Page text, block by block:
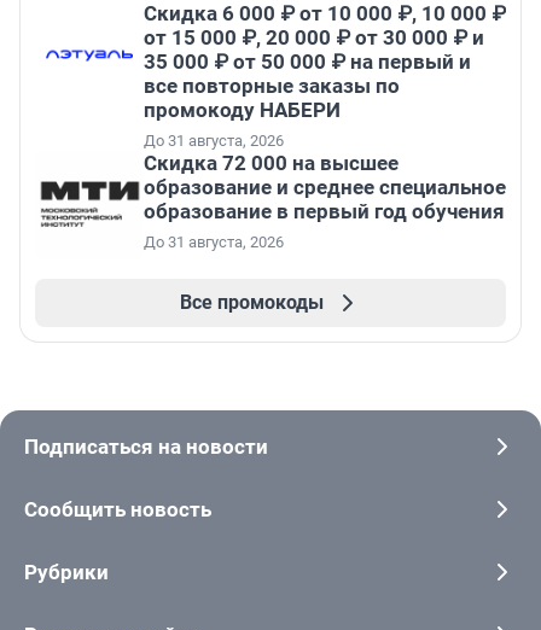
Скидка 6 000 ₽ от 10 000 ₽, 10 000 ₽
от 15 000 ₽, 20 000 ₽ от 30 000 ₽ и
35 000 ₽ от 50 000 ₽ на первый и
все повторные заказы по
промокоду НАБЕРИ
До 31 августа, 2026
Скидка 72 000 на высшее
образование и среднее специальное
образование в первый год обучения
До 31 августа, 2026
Все промокоды
Подписаться на новости
Сообщить новость
Рубрики